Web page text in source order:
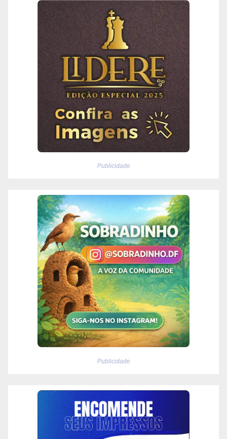
Publicidade
Publicidade